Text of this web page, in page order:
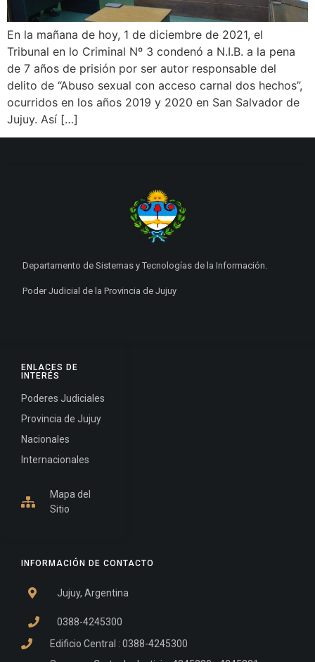
En la mañana de hoy, 1 de diciembre de 2021, el
Tribunal en lo Criminal Nº 3 condenó a N.I.B. a la pena
de 7 años de prisión por ser autor responsable del
delito de “Abuso sexual con acceso carnal dos hechos”,
ocurridos en los años 2019 y 2020 en San Salvador de
Jujuy. Así […]
INFORMACIÓN DE CONTACTO
Jujuy, Argentina
0388-4245300
Edificio Central : 0388-4245300
ENLACES DE
INTERÉS
Poderes Judiciales
Provincia de Jujuy
Nacionales
Internacionales
Mapa del
Sitio
Departamento de Sistemas y Tecnologías de la Información.
Poder Judicial de la Provincia de Jujuy